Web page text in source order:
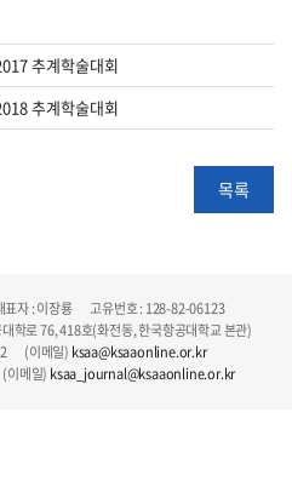
추계학술대회
추계학술대회
목록
자 : 이장룡 고유번호 : 128-82-06123
학로 76, 418호(화전동, 한국항공대학교 본관)
(이메일) ksaa@ksaaonline.or.kr
메일) ksaa_journal@ksaaonline.or.kr